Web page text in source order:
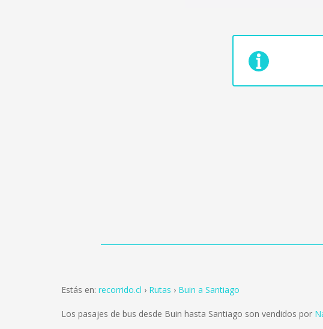
Estás en: recorrido.cl Rutas Buin a Santiago
Los pasajes de bus desde Buin hasta Santiago son vendidos por